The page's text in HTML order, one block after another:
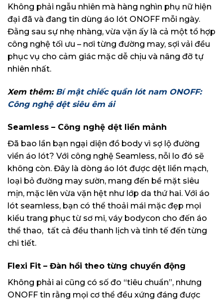
Không phải ngẫu nhiên mà hàng nghìn phụ nữ hiện
đại đã và đang tin dùng áo lót ONOFF mỗi ngày.
Đằng sau sự nhẹ nhàng, vừa vặn ấy là cả một tổ hợp
công nghệ tối ưu – nơi từng đường may, sợi vải đều
phục vụ cho cảm giác mặc dễ chịu và nâng đỡ tự
nhiên nhất.
Xem thêm: Bí mật chiếc quần lót nam ONOFF:
Công nghệ dệt siêu êm ái
Seamless – Công nghệ dệt liền mảnh
Đã bao lần bạn ngại diện đồ body vì sợ lộ đường
viền áo lót? Với công nghệ Seamless, nỗi lo đó sẽ
không còn. Đây là dòng áo lót được dệt liền mạch,
loại bỏ đường may sườn, mang đến bề mặt siêu
mịn, mặc lên vừa vặn hệt như lớp da thứ hai. Với áo
lót seamless, bạn có thể thoải mái mặc đẹp mọi
kiểu trang phục từ sơ mi, váy bodycon cho đến áo
thể thao, tất cả đều thanh lịch và tinh tế đến từng
chi tiết.
Flexi Fit – Đàn hồi theo từng chuyển động
Không phải ai cũng có số đo “tiêu chuẩn”, nhưng
ONOFF tin rằng mọi cơ thể đều xứng đáng được